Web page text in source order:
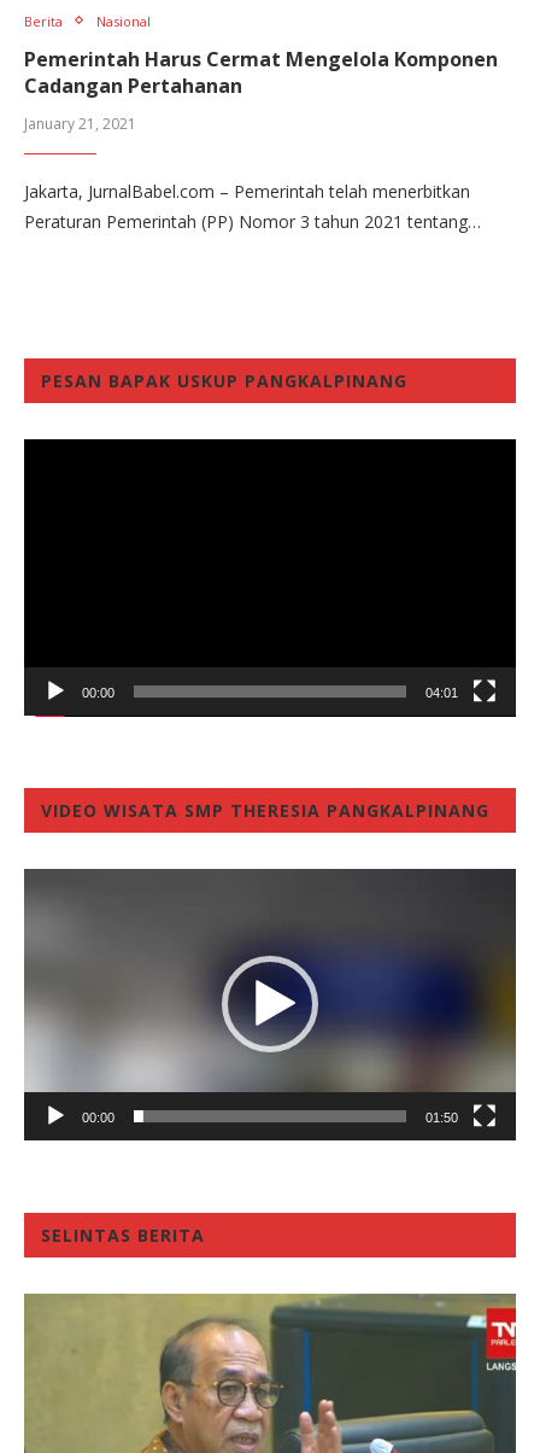
Berita Nasional
Pemerintah Harus Cermat Mengelola Komponen
Cadangan Pertahanan
January 21, 2021
Jakarta, JurnalBabel.com – Pemerintah telah menerbitkan
Peraturan Pemerintah (PP) Nomor 3 tahun 2021 tentang…
PESAN BAPAK USKUP PANGKALPINANG
00:00 04:01
VIDEO WISATA SMP THERESIA PANGKALPINANG
00:00 01:50
SELINTAS BERITA